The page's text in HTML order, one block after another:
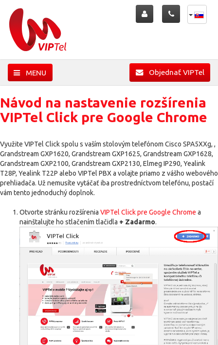
MENU Objednať VIPTel
Návod na nastavenie rozšírenia
VIPTel Click pre Google Chrome
Využite VIPTel Click spolu s vaším stolovým telefónom Cisco SPA5XXg, ,
Grandstream GXP1620, Grandstream GXP1625, Grandstream GXP1628,
Grandstream GXP2100, Grandstream GXP2130, Elmeg IP290, Yealink
T28P, Yealink T22P alebo VIPTel PBX a volajte priamo z vášho webového
prehliadača. Už nemusíte vytáčať iba prostredníctvom telefónu, postačí
vám tento jednoduchý doplnok.
Otvorte stránku rozšírenia VIPTel Click pre Google Chrome a
nainštalujte ho stlačením tlačidla + Zadarmo.